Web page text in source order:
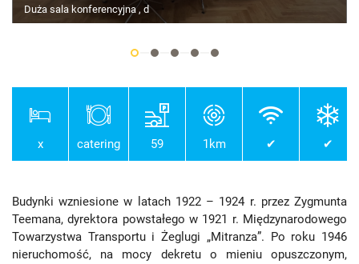
Duża sala konferencyjna , d
x catering 59 1km ✔ ✔
Budynki wzniesione w latach 1922 – 1924 r. przez Zygmunta
Teemana, dyrektora powstałego w 1921 r. Międzynarodowego
Towarzystwa Transportu i Żeglugi „Mitranza”. Po roku 1946
nieruchomość, na mocy dekretu o mieniu opuszczonym,